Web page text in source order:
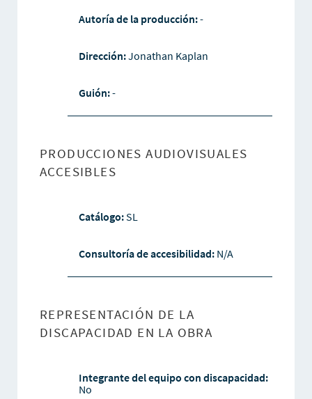
Autoría de la producción:-
Dirección:Jonathan Kaplan
Guión:-
PRODUCCIONES AUDIOVISUALES
ACCESIBLES
Catálogo:SL
Consultoría de accesibilidad: N/A
REPRESENTACIÓN DE LA
DISCAPACIDAD EN LA OBRA
Integrante del equipo con discapacidad:
No